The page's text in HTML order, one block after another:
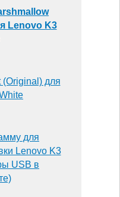
Lenovo K3
(Original) для
для
Lenovo K3
USB в